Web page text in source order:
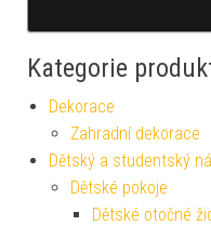
Kategorie
Dekorace
Zahradní dekorace
Dětský a studentský
Dětské pokoje
Dětské otočné